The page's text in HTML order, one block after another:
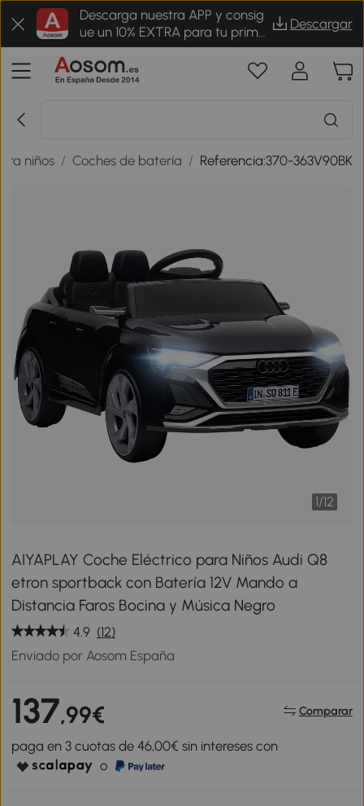
Descarga nuestra APP y consig
ue un 10% EXTRA para tu prime
r pedido
Descargar
niños / Coches de batería / Referencia:370-363V90BK
1/12
AIYAPLAY Coche Eléctrico para Niños Audi Q8
etron sportback con Batería 12V Mando a
Distancia Faros Bocina y Música Negro
4.9 (12)
Enviado por Aosom España
137,99€ Comparar
paga en 3 cuotas de 46,00€ sin intereses con
o